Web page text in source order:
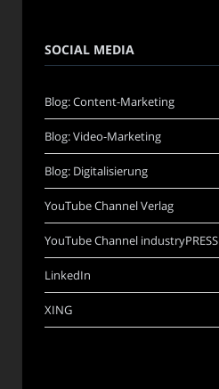
SOCIAL MEDIA
Blog: Content-Marketing
Blog: Video-Marketing
Blog: Digitalisierung
YouTube Channel Verlag
YouTube Channel industryPRESS
LinkedIn
XING